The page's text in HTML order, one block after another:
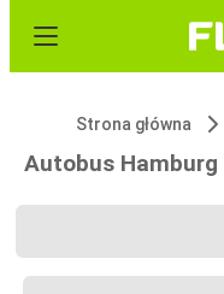
Strona główna
Autobus Hamburg